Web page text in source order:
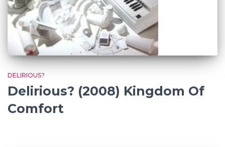
DELIRIOUS?
Delirious? (2008) Kingdom Of
Comfort